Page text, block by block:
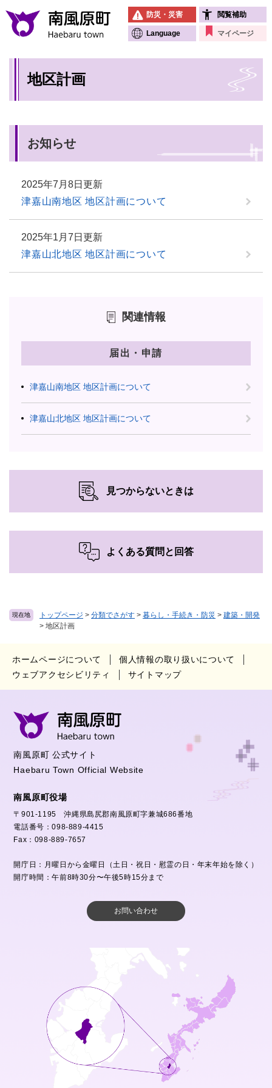
メニューを飛ばして本文へ
防災・災害 閲覧補助
Language マイページ
現在地 トップページ > 分類でさがす > 暮らし・手続き・防災 > 建築・開発
> 地区計画
地区計画
お知らせ
2025年7月8日更新
津嘉山南地区 地区計画について
2025年1月7日更新
津嘉山北地区 地区計画について
関連情報
届出・申請
津嘉山南地区 地区計画について
津嘉山北地区 地区計画について
見つからないときは
よくある質問と回答
ホームページについて
個人情報の取り扱いについて
ウェブアクセシビリティ
サイトマップ
南風原町 公式サイト
Haebaru Town Official Website
南風原町役場
〒901-1195 沖縄県島尻郡南風原町字兼城686番地
電話番号：098-889-4415
Fax：098-889-7657
開庁日：月曜日から金曜日（土日・祝日・慰霊の日・年末年始を除く）
開庁時間：午前8時30分〜午後5時15分まで
お問い合わせ